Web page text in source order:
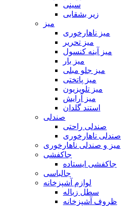
سینی
زیر بشقابی
میز
میز ناهارخوری
میز تحریر
میز آینه کنسول
میز بار
میز جلو مبلی
میز پاتختی
میز تلویزیون
میز آرایش
استند گلدان
صندلی
صندلی راحتی
صندلی ناهارخوری
میز و صندلی ناهارخوری
جاکفشی
جاکفشی ایستاده
جالباسی
لوازم آشپزخانه
سطل زباله
ظروف آشپزخانه